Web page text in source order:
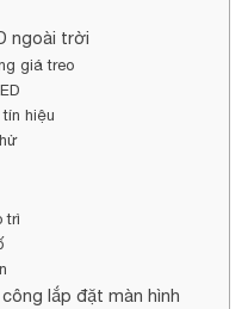
ngoài trời
giá treo
hiệu
trì
lắp đặt màn hình